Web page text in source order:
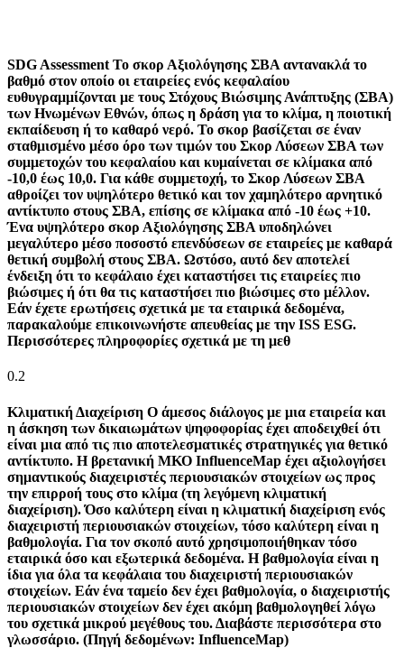
SDG Assessment Το σκορ Αξιολόγησης ΣΒΑ αντανακλά το
βαθμό στον οποίο οι εταιρείες ενός κεφαλαίου
ευθυγραμμίζονται με τους Στόχους Βιώσιμης Ανάπτυξης (ΣΒΑ)
των Ηνωμένων Εθνών, όπως η δράση για το κλίμα, η ποιοτική
εκπαίδευση ή το καθαρό νερό. Το σκορ βασίζεται σε έναν
σταθμισμένο μέσο όρο των τιμών του Σκορ Λύσεων ΣΒΑ των
συμμετοχών του κεφαλαίου και κυμαίνεται σε κλίμακα από
-10,0 έως 10,0. Για κάθε συμμετοχή, το Σκορ Λύσεων ΣΒΑ
αθροίζει τον υψηλότερο θετικό και τον χαμηλότερο αρνητικό
αντίκτυπο στους ΣΒΑ, επίσης σε κλίμακα από -10 έως +10.
Ένα υψηλότερο σκορ Αξιολόγησης ΣΒΑ υποδηλώνει
μεγαλύτερο μέσο ποσοστό επενδύσεων σε εταιρείες με καθαρά
θετική συμβολή στους ΣΒΑ. Ωστόσο, αυτό δεν αποτελεί
ένδειξη ότι το κεφάλαιο έχει καταστήσει τις εταιρείες πιο
βιώσιμες ή ότι θα τις καταστήσει πιο βιώσιμες στο μέλλον.
Εάν έχετε ερωτήσεις σχετικά με τα εταιρικά δεδομένα,
παρακαλούμε επικοινωνήστε απευθείας με την ISS ESG.
Περισσότερες πληροφορίες σχετικά με τη μεθ
0.2
Κλιματική Διαχείριση Ο άμεσος διάλογος με μια εταιρεία και
η άσκηση των δικαιωμάτων ψηφοφορίας έχει αποδειχθεί ότι
είναι μια από τις πιο αποτελεσματικές στρατηγικές για θετικό
αντίκτυπο. Η βρετανική ΜΚΟ InfluenceMap έχει αξιολογήσει
σημαντικούς διαχειριστές περιουσιακών στοιχείων ως προς
την επιρροή τους στο κλίμα (τη λεγόμενη κλιματική
διαχείριση). Όσο καλύτερη είναι η κλιματική διαχείριση ενός
διαχειριστή περιουσιακών στοιχείων, τόσο καλύτερη είναι η
βαθμολογία. Για τον σκοπό αυτό χρησιμοποιήθηκαν τόσο
εταιρικά όσο και εξωτερικά δεδομένα. Η βαθμολογία είναι η
ίδια για όλα τα κεφάλαια του διαχειριστή περιουσιακών
στοιχείων. Εάν ένα ταμείο δεν έχει βαθμολογία, ο διαχειριστής
περιουσιακών στοιχείων δεν έχει ακόμη βαθμολογηθεί λόγω
του σχετικά μικρού μεγέθους του. Διαβάστε περισσότερα στο
γλωσσάριο. (Πηγή δεδομένων: InfluenceMap)